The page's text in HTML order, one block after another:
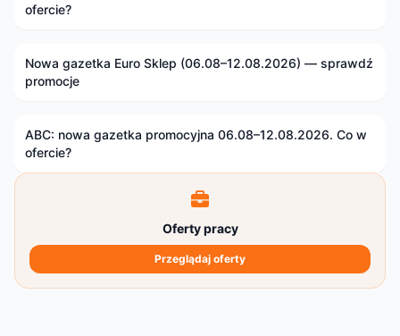
ofercie?
Nowa gazetka Euro Sklep (06.08–12.08.2026) — sprawdź
promocje
ABC: nowa gazetka promocyjna 06.08–12.08.2026. Co w
ofercie?
Oferty pracy
Przeglądaj oferty